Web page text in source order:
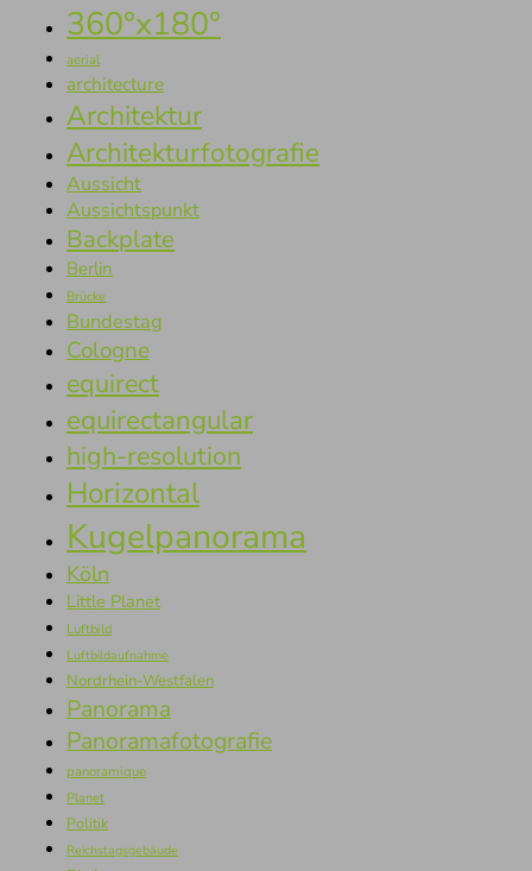
360°x180°
aerial
architecture
Architektur
Architekturfotografie
Aussicht
Aussichtspunkt
Backplate
Berlin
Brücke
Bundestag
Cologne
equirect
equirectangular
high-resolution
Horizontal
Kugelpanorama
Köln
Little Planet
Luftbild
Luftbildaufnahme
Nordrhein-Westfalen
Panorama
Panoramafotografie
panoramique
Planet
Politik
Reichstagsgebäude